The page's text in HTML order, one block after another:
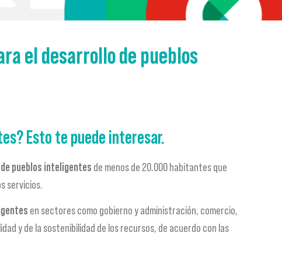
el desarrollo de pueblos
Esto te puede interesar.​
pueblos inteligentes de menos de 20.000 habitantes que
servicios.
en sectores como gobierno y administración, comercio,
y de la sostenibilidad de los recursos, de acuerdo con las